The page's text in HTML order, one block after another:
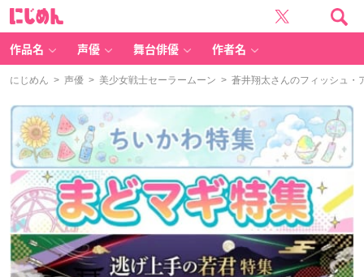
作品名 声優 舞台俳優 作者名
にじめん > 声優 > 美少女戦士セーラームーン > 蒼井翔太さんのフィッシュ・